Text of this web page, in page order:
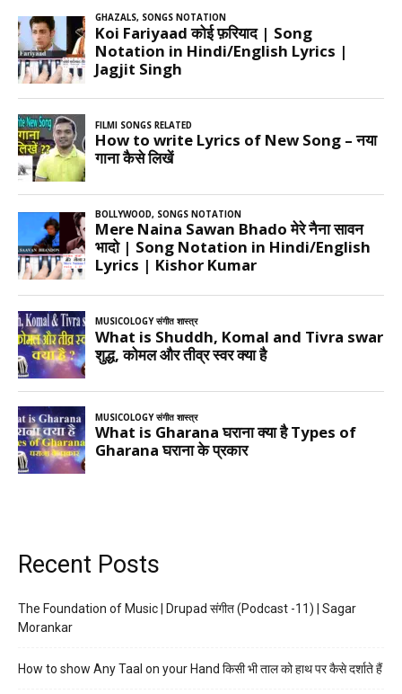
Recent Posts
The Foundation of Music | Drupad संगीत (Podcast -11) | Sagar
Morankar
How to show Any Taal on your Hand किसी भी ताल को हाथ पर कैसे दर्शाते हैं